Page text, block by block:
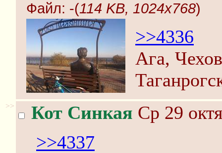
Файл: -(114 KB, 1024x768)
>>4336
Ага,
>> Кот Синкая Ср 29
>>4337